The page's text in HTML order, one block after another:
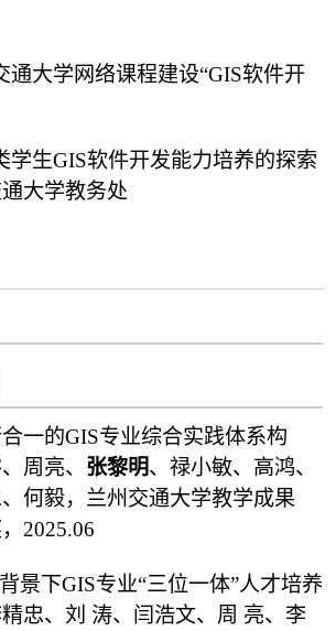
通大学网络课程建设“GIS软件开
学生GIS软件开发能力培养的探索
大学教务处
一的GIS专业综合实践体系构
周亮、 张黎明、禄小敏、高鸿、
何毅，兰州交通大学教学成果
2025.06
景下GIS专业“三位一体”人才培养
忠、刘 涛、闫浩文、周 亮、李